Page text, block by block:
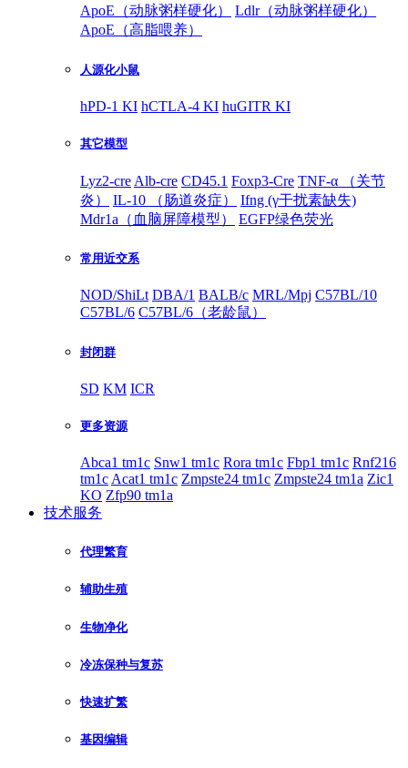
ApoE（动脉粥样硬化）
Ldlr（动脉粥样硬化）
ApoE（高脂喂养）
人源化小鼠
hPD-1 KI hCTLA-4 KI huGITR KI
其它模型
Lyz2-cre Alb-cre CD45.1 Foxp3-Cre TNF-α （关节
炎）
IL-10 （肠道炎症）
Ifng (γ干扰素缺失)
Mdr1a（血脑屏障模型）
EGFP绿色荧光
常用近交系
NOD/ShiLt DBA/1 BALB/c MRL/Mpj C57BL/10
C57BL/6 C57BL/6（老龄鼠）
封闭群
SD KM ICR
更多资源
Abca1 tm1c Snw1 tm1c Rora tm1c Fbp1 tm1c Rnf216
tm1c Acat1 tm1c Zmpste24 tm1c Zmpste24 tm1a Zic1
KO Zfp90 tm1a
技术服务
代理繁育
辅助生殖
生物净化
冷冻保种与复苏
快速扩繁
基因编辑